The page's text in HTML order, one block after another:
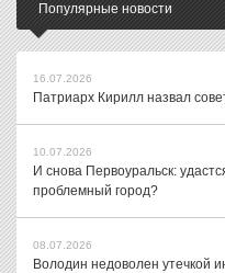
Популярные новости
16.07.2026
Патриарх Кирилл назвал
10.07.2026
И снова Первоуральск:
проблемный город?
08.07.2026
Володин недоволен утечкой